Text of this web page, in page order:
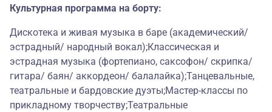
Культурная программа на борту:
Дискотека и живая музыка в баре (академический/
эстрадный/ народный вокал);Классическая и
эстрадная музыка (фортепиано, саксофон/ скрипка/
гитара/ баян/ аккордеон/ балалайка);Танцевальные,
театральные и бардовские дуэты;Мастер-классы по
прикладному творчеству;Театральные